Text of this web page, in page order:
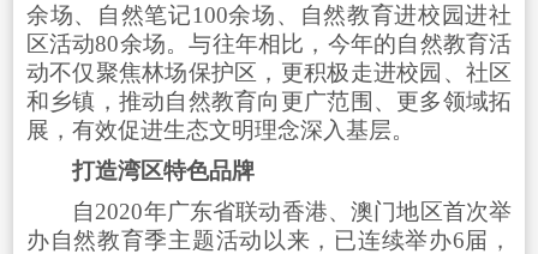
余场、自然笔记100余场、自然教育进校园进社
区活动80余场。与往年相比，今年的自然教育活
动不仅聚焦林场保护区，更积极走进校园、社区
和乡镇，推动自然教育向更广范围、更多领域拓
展，有效促进生态文明理念深入基层。
打造湾区特色品牌
自2020年广东省联动香港、澳门地区首次举
办自然教育季主题活动以来，已连续举办6届，